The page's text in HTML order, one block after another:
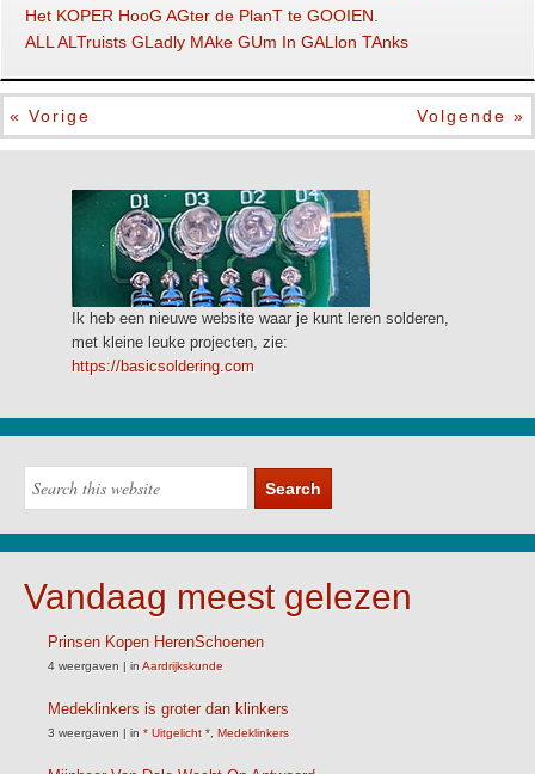
Het KOPER HooG AGter de PlanT te GOOIEN.
ALL ALTruists GLadly MAke GUm In GALlon TAnks
« Vorige Volgende »
Ik heb een nieuwe website waar je kunt leren solderen,
met kleine leuke projecten, zie:
https://basicsoldering.com
Vandaag meest gelezen
Prinsen Kopen HerenSchoenen
4 weergaven | in Aardrijkskunde
Medeklinkers is groter dan klinkers
3 weergaven | in * Uitgelicht * Medeklinkers